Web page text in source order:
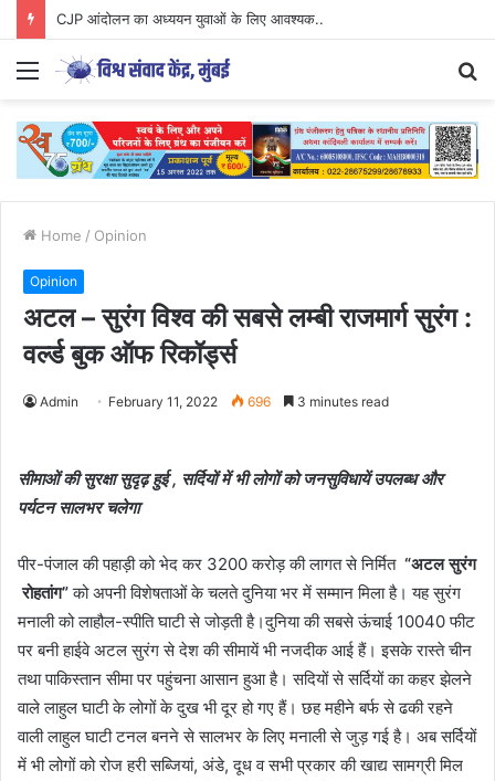
CJP आंदोलन का अध्ययन युवाओं के लिए आवश्यक..
Menu
Home / Opinion
Opinion
अटल – सुरंग विश्व की सबसे लम्बी राजमार्ग सुरंग :
वर्ल्ड बुक ऑफ रिकॉर्ड्स
Admin February 11, 2022 696 3 minutes read
सीमाओं की सुरक्षा सुदृढ़ हुई , सर्दियों में भी लोगों को जनसुविधायें उपलब्ध और
पर्यटन सालभर चलेगा
पीर-पंजाल की पहाड़ी को भेद कर 3200 करोड़ की लागत से निर्मित “अटल सुरंग
रोहतांग”को अपनी विशेषताओं के चलते दुनिया भर में सम्मान मिला है। यह सुरंग
मनाली को लाहौल-स्पीति घाटी से जोड़ती है।दुनिया की सबसे ऊंचाई 10040 फीट
पर बनी हाईवे अटल सुरंग से देश की सीमायें भी नजदीक आई हैं। इसके रास्ते चीन
तथा पाकिस्तान सीमा पर पहुंचना आसान हुआ है। सदियों से सर्दियों का कहर झेलने
वाले लाहुल घाटी के लोगों के दुख भी दूर हो गए हैं। छह महीने बर्फ से ढकी रहने
वाली लाहुल घाटी टनल बनने से सालभर के लिए मनाली से जुड़ गई है। अब सर्दियों
में भी लोगों को रोज हरी सब्जियां, अंडे, दूध व सभी प्रकार की खाद्य सामग्री मिल